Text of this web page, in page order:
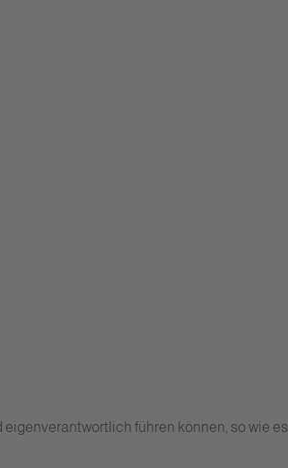
führen können, so wie es